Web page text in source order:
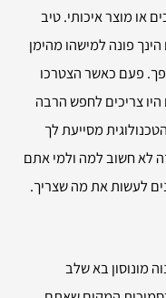
או מוצר איכותי. טיב
פונה למישהו מהימן
פעם כאשר הצטרכו
היו צריכים לחפש הרבה
מסייעת לך
לא חשוב למה ולמי אתם
לעשות את מה שצריך.
מונוסון בא שלב